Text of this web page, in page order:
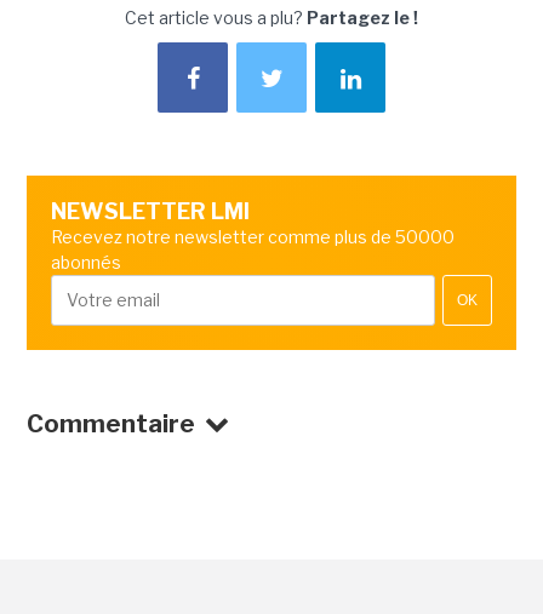
Cet article vous a plu? Partagez le !
NEWSLETTER LMI
Recevez notre newsletter comme plus de 50000
abonnés
OK
Commentaire